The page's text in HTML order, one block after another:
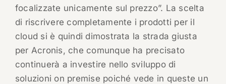
focalizzate unicamente sul prezzo”. La scelta
di riscrivere completamente i prodotti per il
cloud si è quindi dimostrata la strada giusta
per Acronis, che comunque ha precisato
continuerà a investire nello sviluppo di
soluzioni on premise poiché vede in queste un